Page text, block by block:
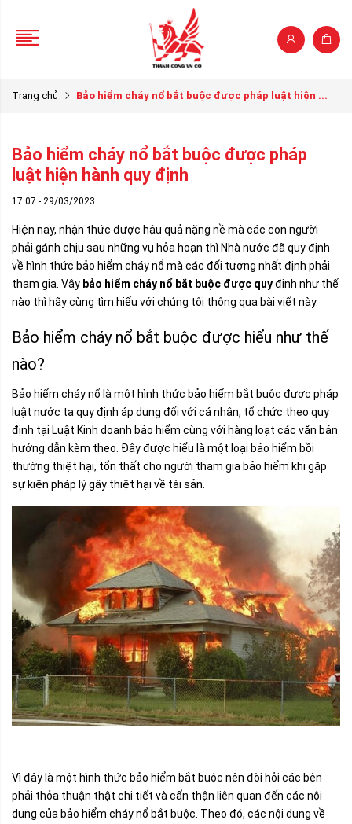
Trang chủ Bảo hiểm cháy nổ bắt buộc được pháp luật hiện ...
Bảo hiểm cháy nổ bắt buộc được pháp
luật hiện hành quy định
17:07 - 29/03/2023
Hiện nay, nhận thức được hậu quả nặng nề mà các con người
phải gánh chịu sau những vụ hỏa hoạn thì Nhà nước đã quy định
về hình thức bảo hiểm cháy nổ mà các đối tượng nhất định phải
tham gia. Vậy bảo hiểm cháy nổ bắt buộc được quyđịnh như thế
nào thì hãy cùng tìm hiểu với chúng tôi thông qua bài viết này.
Bảo hiểm cháy nổ bắt buộc được hiểu như thế
nào?
Bảo hiểm cháy nổ là một hình thức bảo hiểm bắt buộc được pháp
luật nước ta quy định áp dụng đối với cá nhân, tổ chức theo quy
định tại Luật Kinh doanh bảo hiểm cùng với hàng loạt các văn bản
hướng dẫn kèm theo. Đây được hiểu là một loại bảo hiểm bồi
thường thiệt hại, tổn thất cho người tham gia bảo hiểm khi gặp
sự kiện pháp lý gây thiệt hại về tài sản.
Vì đây là một hình thức bảo hiểm bắt buộc nên đòi hỏi các bên
phải thỏa thuận thật chi tiết và cẩn thận liên quan đến các nội
dung của bảo hiểm cháy nổ bắt buộc. Theo đó, các nội dung về